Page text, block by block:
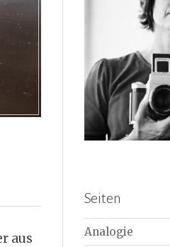
aus
Seiten
Analogie